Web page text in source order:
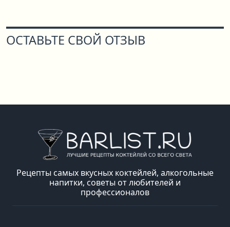
ОСТАВЬТЕ СВОЙ ОТЗЫВ
Рецепты самых вкусных коктейлей, алкогольные
напитки, советы от любителей и
профессионалов